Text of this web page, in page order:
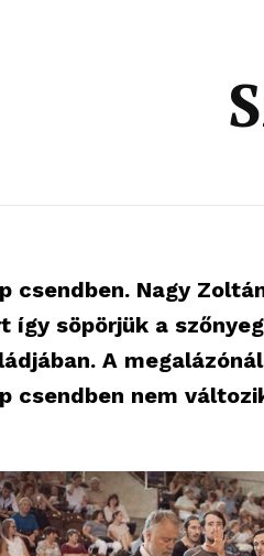
csendben. Nagy
így söpörjük a
A
csendben nem